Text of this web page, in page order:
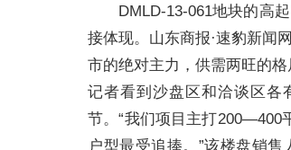
DMLD-13-061地块的高
接体现。山东商报·速豹新闻
市的绝对主力，供需两旺的
记者看到沙盘区和洽谈区各
节。“我们项目主打200—400
户型最受追捧。”该楼盘销